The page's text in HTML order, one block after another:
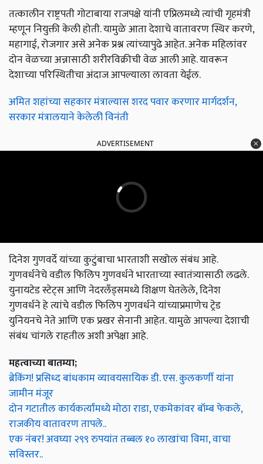
तत्कालीन राष्ट्रपती गोटाबाया राजपक्षे यांनी एप्रिलमध्ये त्यांची गृहमंत्री
म्हणून नियुक्ती केली होती. यामुळे आता देशाचे वातावरण स्थिर करणे,
महागाई, रोजगार असे अनेक प्रश्न त्यांच्यापुढे आहेत. अनेक महिलांवर
दोन वेळच्या अन्नासाठी शरीरविक्रीची वेळ आली आहे. यावरून
देशाच्या परिस्थितीचा अंदाज आपल्याला लावता येईल.
अमित शहांच्या सहकार मंत्राल्यास शरद पवार करणार मार्गदर्शन,
सरकार मंत्रालयाने केलेली विनंती
ADVERTISEMENT
दिनेश गुणवर्दे यांच्या कुटुंबाचा भारताशी सखोल संबंध आहे.
गुणवर्धनेचे वडील फिलिप गुणवर्धने भारताच्या स्वातंत्र्यासाठी लढले.
युनायटेड स्टेट्स आणि नेदरलँड्समध्ये शिक्षण घेतलेले, दिनेश
गुणवर्धने हे त्यांचे वडील फिलिप गुणवर्धने यांच्याप्रमाणेच ट्रेड
युनियनचे नेते आणि एक प्रखर सेनानी आहेत. यामुळे आपल्या देशाची
संबंध चांगले राहतील अशी अपेक्षा आहे.
महत्वाच्या बातम्या;
ब्रेकिंग! प्रसिध्द बांधकाम व्यावयसायिक डी. एस. कुलकर्णी यांना
जामीन मंजूर
दोन गटातील कार्यकर्त्यांमध्ये मोठा राडा, एकमेकांवर बॉम्ब फेकले,
राजकीय वातावरण तापले..
एक नंबर! अवघ्या २९९ रुपयांत तब्बल १० लाखांचा विमा, वाचा
सविस्तर..